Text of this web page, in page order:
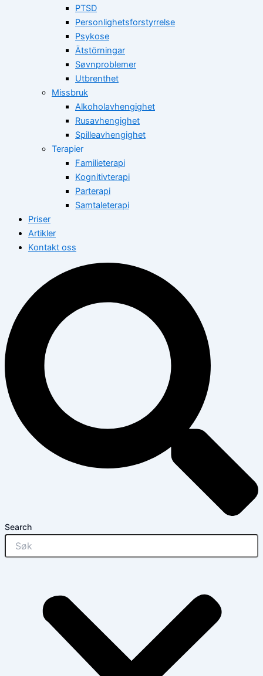
PTSD
Personlighetsforstyrrelse
Psykose
Ätstörningar
Søvnproblemer
Utbrenthet
Missbruk
Alkoholavhengighet
Rusavhengighet
Spilleavhengighet
Terapier
Familieterapi
Kognitivterapi
Parterapi
Samtaleterapi
Priser
Artikler
Kontakt oss
Search